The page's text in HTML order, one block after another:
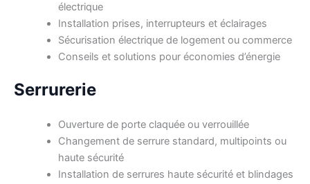
électrique
Installation prises, interrupteurs et éclairages
Sécurisation électrique de logement ou commerce
Conseils et solutions pour économies d’énergie
Serrurerie
Ouverture de porte claquée ou verrouillée
Changement de serrure standard, multipoints ou
haute sécurité
Installation de serrures haute sécurité et blindages